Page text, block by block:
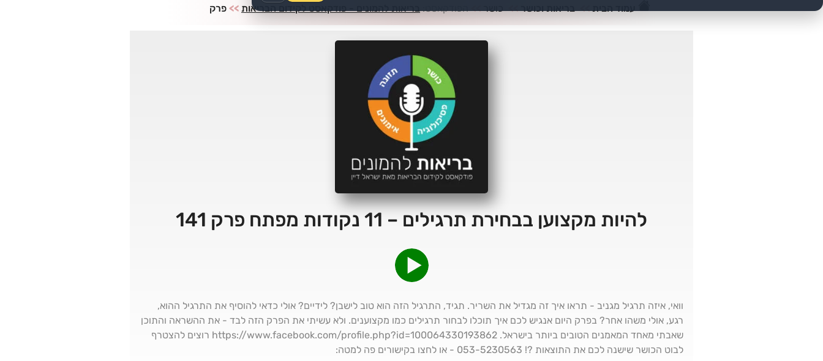
עמוד הבית >> בריאות וכושר >> כושר >>הפודקאסט: בריאות להמונים - פודקאסט לקידום הבריאות >> פרק
להיות מקצוען בבחירת תרגילים – 11 נקודות מפתח פרק 141
וואי, איזה תרגיל מגניב - תראו איך זה מגדיל את השריר. תגיד, התרגיל הזה הוא טוב לישבן? לידיים? אולי כדאי להוסיף את התרגיל ההוא,
רגע, אולי משהו אחר? בפרק היום אנגיש לכם איך תוכלו לבחור תרגילים כמו מקצוענים. ולא עשיתי את הפרק הזה לבד - את ההשראה והתוכן
שאבתי מאחד המאמנים הטובים ביותר בישראל. https://www.facebook.com/profile.php?id=100064330193862 רוצים להצטרף
לבוט הכושר שישנה לכם את התוצאות ?! 053-5230563 - או לחצו בקישורים פה למטה: